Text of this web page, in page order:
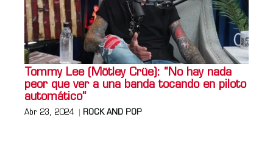
Tommy Lee (Mötley Crüe): “No hay nada
peor que ver a una banda tocando en piloto
automático”
Abr 23, 2024 ROCK AND POP